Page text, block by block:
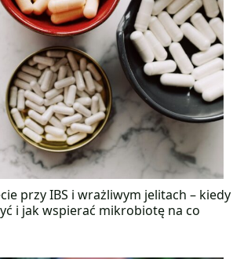
przy IBS i wrażliwym jelitach – kiedy
i jak wspierać mikrobiotę na co